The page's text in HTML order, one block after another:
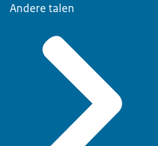
Andere talen